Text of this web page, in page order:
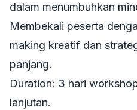
dalam menumbuhkan
Membekali peserta
making kreatif dan
panjang.
Duration: 3 hari
lanjutan.